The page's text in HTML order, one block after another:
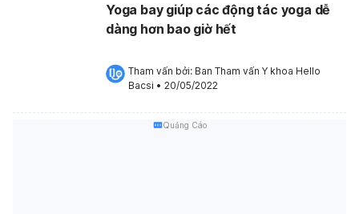
Yoga bay giúp các động tác yoga dễ
dàng hơn bao giờ hết
Tham vấn bởi: Ban Tham vấn Y khoa Hello
Bacsi • 20/05/2022
Quảng Cáo